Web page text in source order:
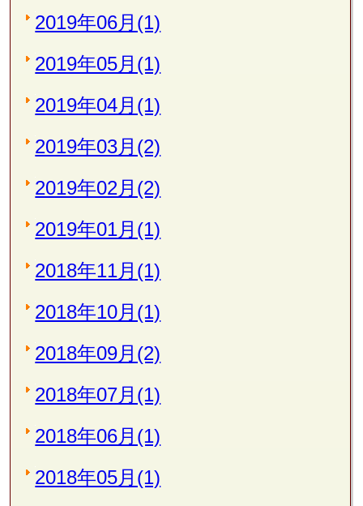
2019年06月(1)
2019年05月(1)
2019年04月(1)
2019年03月(2)
2019年02月(2)
2019年01月(1)
2018年11月(1)
2018年10月(1)
2018年09月(2)
2018年07月(1)
2018年06月(1)
2018年05月(1)